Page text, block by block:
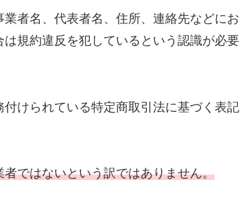
者名、代表者名、住所、連絡先などにお
規約違反を犯しているという認識が必要
けられている特定商取引法に基づく表記
ではないという訳ではありません。